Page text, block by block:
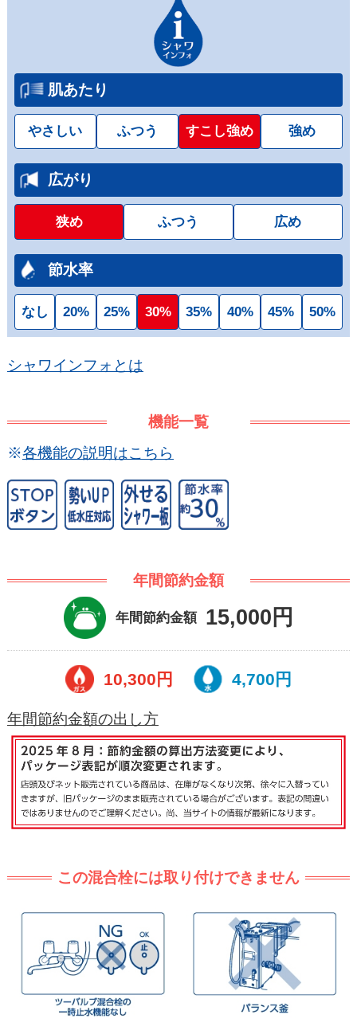
肌あたり
やさしい ふつう すこし強め 強め
広がり
狭め ふつう 広め
節水率
なし 20% 25% 30% 35% 40% 45% 50%
シャワインフォとは
機能一覧
※各機能の説明はこちら
年間節約金額
年間節約金額 15,000円
10,300円 4,700円
年間節約金額の出し方
この混合栓には取り付けできません